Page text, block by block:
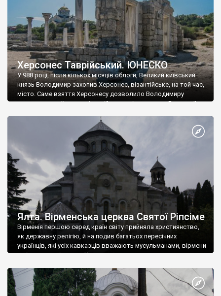
Херсонес Таврійський. ЮНЕСКО
У 988 році, після кількох місяців облоги, Великий київський
князь Володимир захопив Херсонес, візантійське, на той час,
місто. Саме взяття Херсонесу дозволило Володимиру
диктувати свої умови візантійському імператору Василю ІІ, та
Херсонесі Володимир-язичник, став Василем-християнином.
А потім було Хрещення Русі. На честь Херсонесу Таврійського
Ялта. Вірменська церква Святої Ріпсіме
Вірменія першою серед країн світу прийняла християнство,
як державну релігію, й на подив багатьох пересічних
українців, які усіх кавказців вважають мусульманами, вірмени
є відданими вірянами Христа